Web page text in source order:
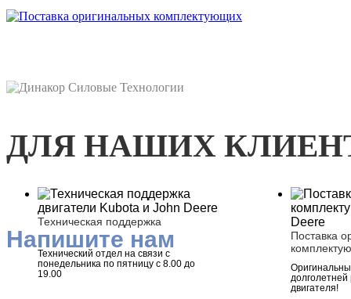
ДЛЯ НАШИХ
Техническая поддержка
Технический отдел на связи с
понедельника по пятницу с 8.00 до
19.00
Поставка
двигателя!
Напишите нам